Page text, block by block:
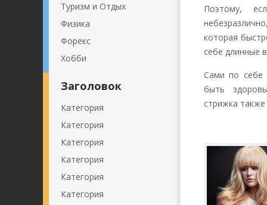
Поэтому,
которая
себе длинные
Сами по себе
быть
стрижка
Туризм и Отдых
Физика
Форекс
Хобби
Заголовок
Категория
Категория
Категория
Категория
Категория
Категория